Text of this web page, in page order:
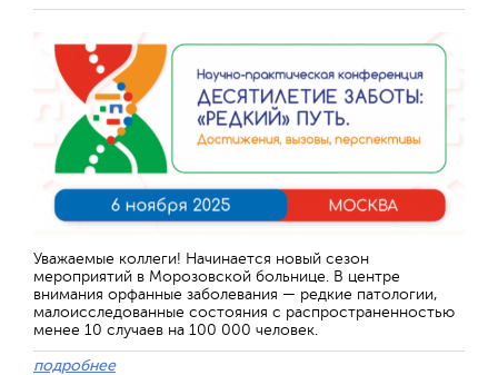
Уважаемые коллеги! Начинается новый сезон
мероприятий в Морозовской больнице. В центре
внимания орфанные заболевания — редкие патологии,
малоисследованные состояния с распространенностью
менее 10 случаев на 100 000 человек.
подробнее
Отправить